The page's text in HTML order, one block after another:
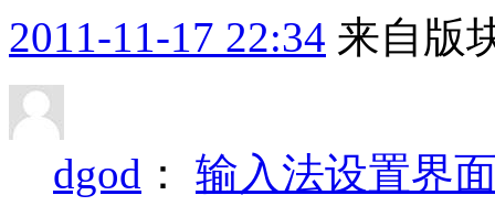
2011-11-17 22:34 来自版
dgod ： 输入法设置界